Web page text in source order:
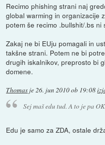
Recimo phishing strani naj
global warming in organizacije
potem še recimo .bullshit/.bs ni
Zakaj ne bi EUju pomagali in
takšne strani. Potem ne bi
drugih iskalnikov, preprosto bi
domene.
Thomas je26. jun 2010 ob 19:08
Sej maš edu tud. A to je pa
Edu je samo za ZDA, ostale